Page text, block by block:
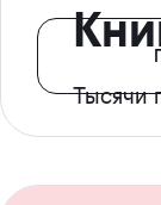
Тысячи
с